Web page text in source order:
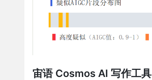
宙语 Cosmos AI 写作工具